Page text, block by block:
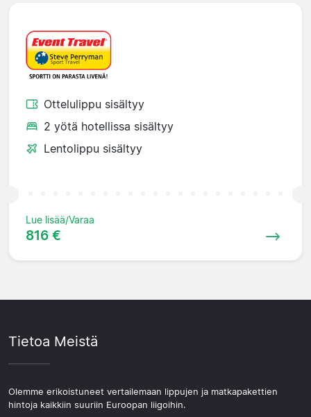
Ottelulippu sisältyy
2 yötä hotellissa sisältyy
Lentolippu sisältyy
Lue lisää/Varaa
816 €
Tietoa Meistä
Olemme erikoistuneet vertailemaan lippujen ja matkapakettien
hintoja kaikkiin suuriin Euroopan liigoihin.